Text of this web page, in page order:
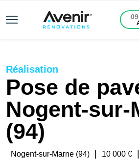
Réalisation
Pose de
Nogent-sur-
(94)
Nogent-sur-Marne (94) 10 000 €